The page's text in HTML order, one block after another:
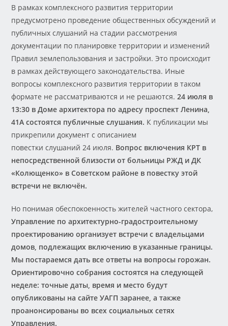
В рамках комплексного развития территории
предусмотрено проведение общественных обсуждений и
публичных слушаний на стадии рассмотрения
документации по планировке территории и изменений
Правил землепользования и застройки. Это происходит
в рамках действующего законодательства. Иные
вопросы комплексного развития территории в таком
формате не рассматриваются и не решаются.24 июля в
13:30 в Доме архитектора по адресу проспект Ленина,
41А состоятся публичные слушания. К публикации мы
прикрепили документ с описанием
повестки слушаний 24 июля. Вопрос включения КРТ в
непосредственной близости от больницы РЖД и ДК
«Колющенко» в Советском районе в повестку этой
встречи не включён.
Но понимая обеспокоенность жителей частного сектора,
Управление по архитектурно-градостроительному
проектированию организует встречи с владельцами
домов, подлежащих включению в указанные границы.
Мы постараемся дать все ответы на вопросы горожан.
Ориентировочно собрания состоятся на следующей
неделе: точные даты, время и место будут
опубликованы на сайте УАГП заранее, а также
проанонсированы во всех социальных сетях
Управления.